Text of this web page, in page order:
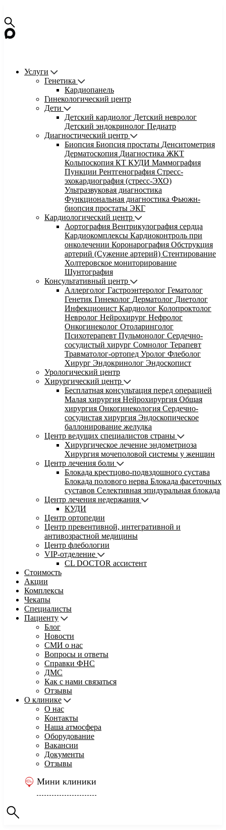
Услуги
Генетика
Кардиопанель
Гинекологический центр
Дети
Детский кардиолог Детский невролог
Детский эндокринолог Педиатр
Диагностический центр
Биопсия Биопсия простаты Денситометрия
Дерматоскопия Диагностика ЖКТ
Кольпоскопия КТ КУДИ Маммография
Пункции Рентгенография Стресс-
эхокардиография (стресс-ЭХО)
Ультразвуковая диагностика
Функциональная диагностика Фьюжн-
биопсия простаты ЭКГ
Кардиологический центр
Аортография Вентрикулография сердца
Кардиокомплексы Кардиоконтроль при
онколечении Коронарография Обструкция
артерий (Сужение артерий) Стентирование
Холтеровское мониторирование
Шунтография
Консультативный центр
Аллерголог Гастроэнтеролог Гематолог
Генетик Гинеколог Дерматолог Диетолог
Инфекционист Кардиолог Колопроктолог
Невролог Нейрохирург Нефролог
Онкогинеколог Отоларинголог
Психотерапевт Пульмонолог Сердечно-
сосудистый хирург Сомнолог Терапевт
Травматолог-ортопед Уролог Флеболог
Хирург Эндокринолог Эндоскопист
Урологический центр
Хирургический центр
Бесплатная консультация перед операцией
Малая хирургия Нейрохирургия Общая
хирургия Онкогинекология Сердечно-
сосудистая хирургия Эндоскопическое
баллонирование желудка
Центр ведущих специалистов страны
Хирургическое лечение эндометриоза
Хирургия мочеполовой системы у женщин
Центр лечения боли
Блокада крестцово-подвздошного сустава
Блокада полового нерва Блокада фасеточных
суставов Селективная эпидуральная блокада
Центр лечения недержания
КУДИ
Центр ортопедии
Центр превентивной, интегративной и
антивозрастной медицины
Центр флебологии
VIP-отделение
CL DOCTOR ассистент
Стоимость
Акции
Комплексы
Чекапы
Специалисты
Пациенту
Блог
Новости
СМИ о нас
Вопросы и ответы
Справки ФНС
ДМС
Как с нами связаться
Отзывы
О клинике
О нас
Контакты
Наша атмосфера
Оборудование
Вакансии
Документы
Отзывы
Мини клиники